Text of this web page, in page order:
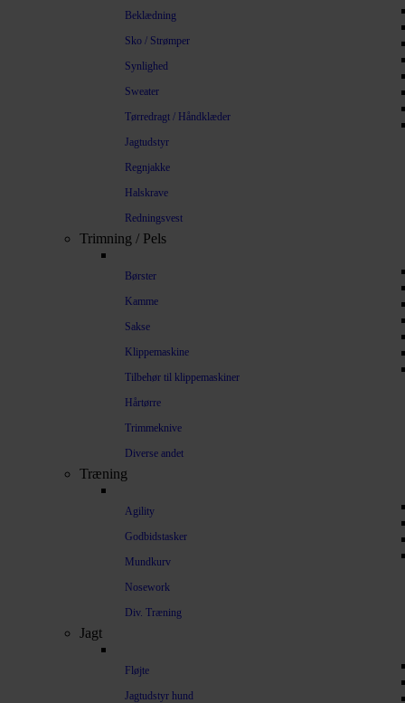
Beklædning
Sko / Strømper
Synlighed
Sweater
Tørredragt / Håndklæder
Jagtudstyr
Regnjakke
Halskrave
Redningsvest
Trimning / Pels
Børster
Kamme
Sakse
Klippemaskine
Tilbehør til klippemaskiner
Hårtørre
Trimmeknive
Diverse andet
Træning
Agility
Godbidstasker
Mundkurv
Nosework
Div. Træning
Jagt
Fløjte
Jagtudstyr hund